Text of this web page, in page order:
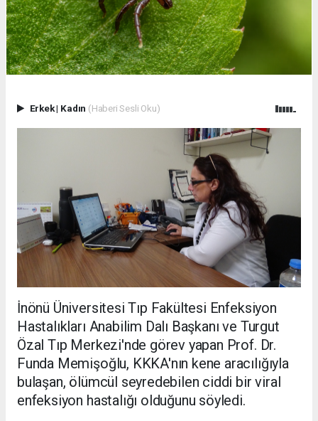
Erkek| Kadın (Haberi Sesli Oku)
İnönü Üniversitesi Tıp Fakültesi Enfeksiyon
Hastalıkları Anabilim Dalı Başkanı ve Turgut
Özal Tıp Merkezi'nde görev yapan Prof. Dr.
Funda Memişoğlu, KKKA'nın kene aracılığıyla
bulaşan, ölümcül seyredebilen ciddi bir viral
enfeksiyon hastalığı olduğunu söyledi.